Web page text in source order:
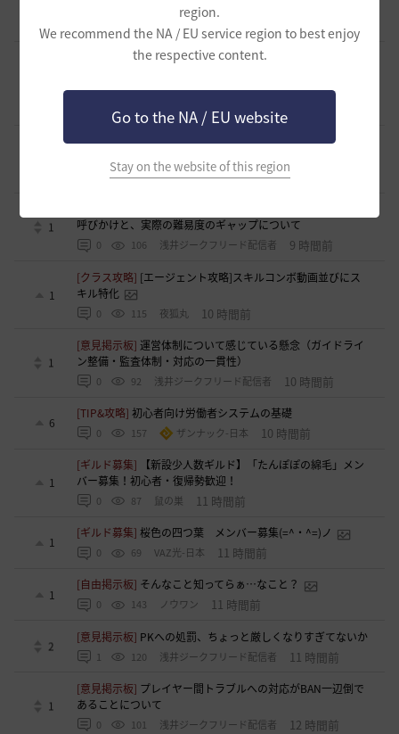
region.
We recommend the NA / EU service region to best enjoy
the respective content.
Go to the NA / EU website
Stay on the website of this region
92 かぐらBDO 7 時間前
[ギルド募集]ギルチャ完全無言推奨・ソロ向けギルド「スト
多数所属・スキル目当て◎）
54 くろいばら 7 時間前
[意見掲示板]釣りの「他の冒険者の船舶搭乗防止」設定が毎
80 浅井ジークフリード配信者 8 時間前
1
呼びかけと、実際の難易度のギャップについて
0 106 浅井ジークフリード配信者 9 時間前
1
[クラス攻略] [エージェント攻略]スキルコンボ動画並びにス
キル特化
0 115 夜狐丸 10 時間前
1
[意見掲示板]運営体制について感じている懸念（ガイドライ
ン整備・監査体制・対応の一貫性）
0 92 浅井ジークフリード配信者 10 時間前
6
[TIP&攻略]初心者向け労働者システムの基礎
0 157 ザンナック-日本 10 時間前
1
[ギルド募集]
【新設少人数ギルド】「たんぽぽの綿毛」メン
バー募集！初心者・復帰勢歓迎！
0 87 鼠の巣 11 時間前
1
[ギルド募集]桜色の四つ葉 メンバー募集(=^・^=)ノ
0 69 VAZ光-日本 11 時間前
1
[自由掲示板] そんなこと知ってらぁ…なこと？
0 143 ノウワン 11 時間前
2
[意見掲示板] PKへの処罰、ちょっと厳しくなりすぎてないか
1 120 浅井ジークフリード配信者 11 時間前
1
[意見掲示板] プレイヤー間トラブルへの対応がBAN一辺倒で
あることについて
0 101 浅井ジークフリード配信者 12 時間前